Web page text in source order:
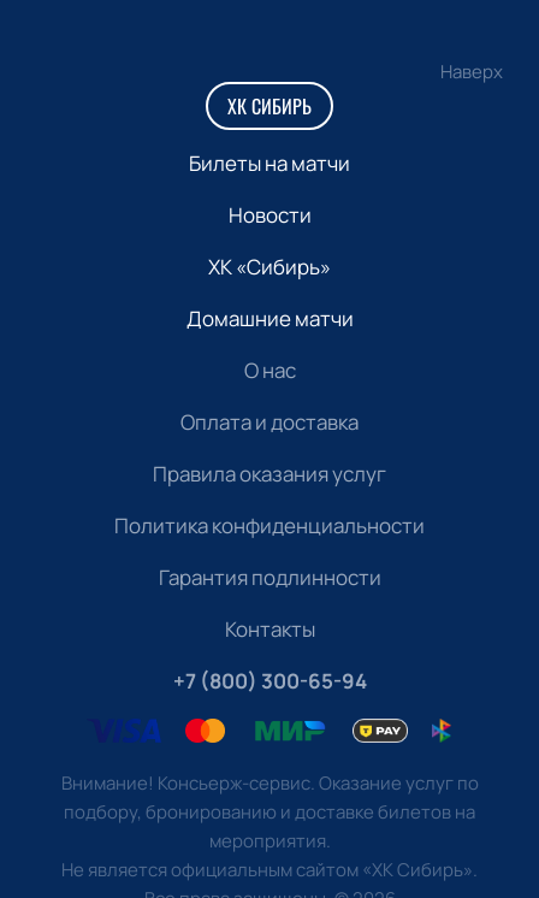
Наверх
ХК СИБИРЬ
Билеты на матчи
Новости
ХК «Сибирь»
Домашние матчи
О нас
Оплата и доставка
Правила оказания услуг
Политика конфиденциальности
Гарантия подлинности
Контакты
+7 (800) 300-65-94
Внимание! Консьерж-сервис. Оказание услуг по
подбору, бронированию и доставке билетов на
мероприятия.
Не является официальным сайтом «ХК Сибирь».